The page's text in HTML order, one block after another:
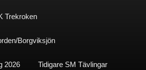
Trekroken
Borgviksjön
2026 Tidigare SM Tävlingar